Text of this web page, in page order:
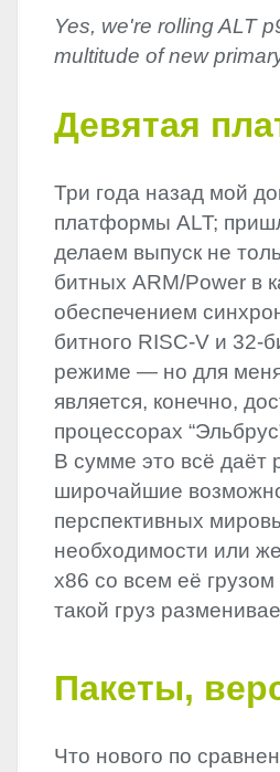
Yes, we're rolling ALT
multitude of new
Девятая
Три года назад мой
платформы ALT;
делаем выпуск не
битных ARM/Power в
обеспечением
битного RISC-V и 32-
режиме — но для
является, конечно,
процессорах
В сумме это всё даёт
широчайшие
перспективных
необходимости или
x86 со всем её
такой груз
Пакеты,
Что нового по